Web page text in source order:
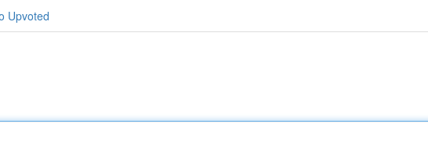
Upvoted